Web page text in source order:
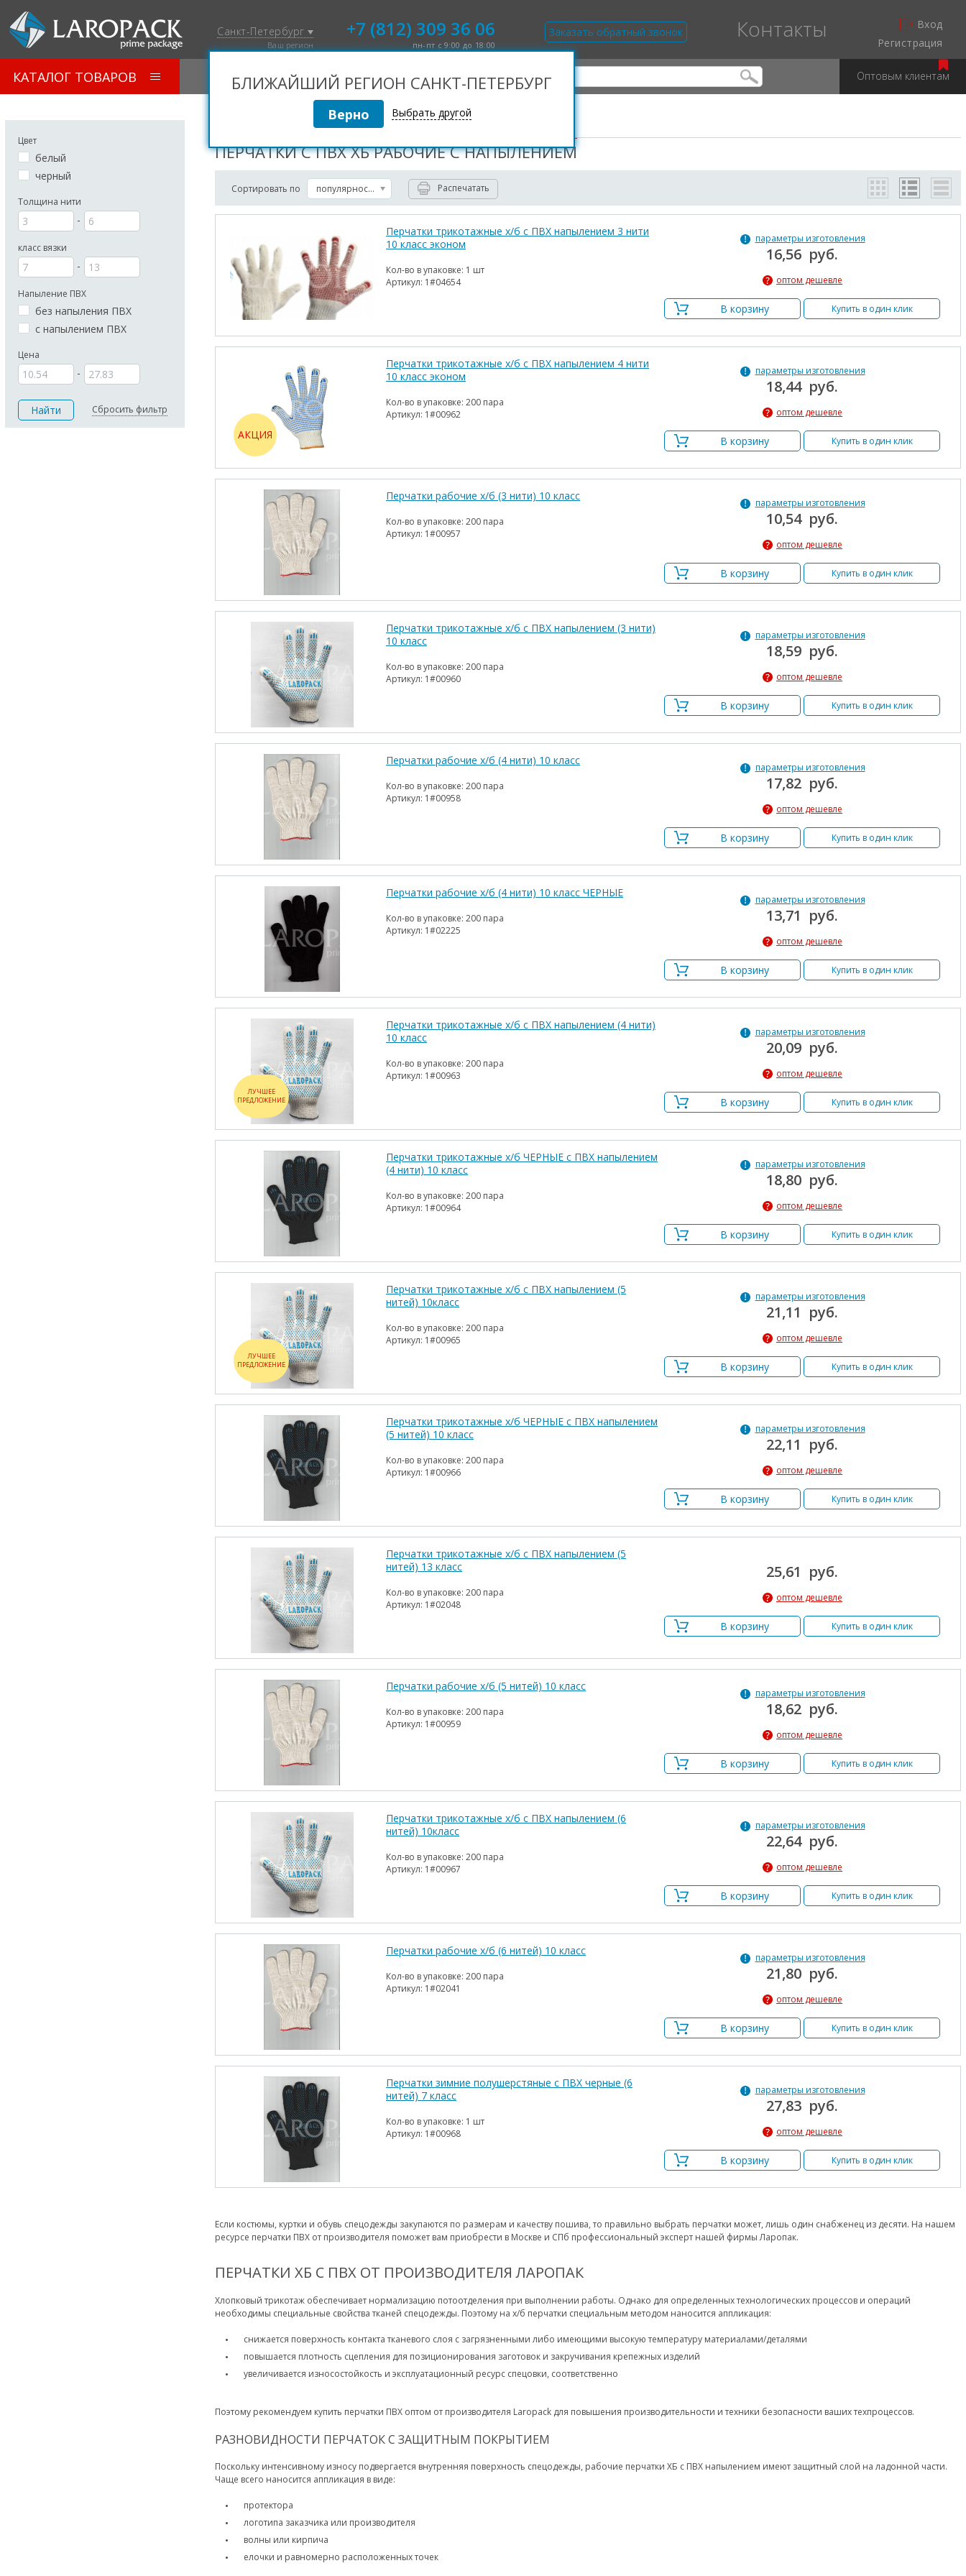
Санкт-Петербург
Ваш регион
+7 (812) 309 36 06
пн-пт с 9:00 до 18:00
Заказать обратный звонок Контакты
Вход
Регистрация
КАТАЛОГ ТОВАРОВ Оптовым клиентам
БЛИЖАЙШИЙ РЕГИОН САНКТ-ПЕТЕРБУРГ
Выбрать другой
Одежда, Перчатки, СИЗ
Перчатки рабочие трикотажные
Цвет
белый
черный
Толщина нити
класс вязки
Напыление ПВХ
без напыления ПВХ
с напылением ПВХ
Цена
Сбросить фильтр
ПЕРЧАТКИ C ПВХ ХБ РАБОЧИЕ С НАПЫЛЕНИЕМ
Сортировать по популярности Распечатать
Перчатки трикотажные х/б с ПВХ напылением 3 нити
10 класс эконом
Кол-во в упаковке: 1 шт
Артикул: 1#04654
параметры изготовления
16,56 руб.
оптом дешевле
В корзину Купить в один клик
АКЦИЯ
Перчатки трикотажные х/б с ПВХ напылением 4 нити
10 класс эконом
Кол-во в упаковке: 200 пара
Артикул: 1#00962
параметры изготовления
18,44 руб.
оптом дешевле
В корзину Купить в один клик
Перчатки рабочие х/б (3 нити) 10 класс
Кол-во в упаковке: 200 пара
Артикул: 1#00957
параметры изготовления
10,54 руб.
оптом дешевле
В корзину Купить в один клик
Перчатки трикотажные х/б с ПВХ напылением (3 нити)
10 класс
Кол-во в упаковке: 200 пара
Артикул: 1#00960
параметры изготовления
18,59 руб.
оптом дешевле
В корзину Купить в один клик
Перчатки рабочие х/б (4 нити) 10 класс
Кол-во в упаковке: 200 пара
Артикул: 1#00958
параметры изготовления
17,82 руб.
оптом дешевле
В корзину Купить в один клик
Перчатки рабочие х/б (4 нити) 10 класс ЧЕРНЫЕ
Кол-во в упаковке: 200 пара
Артикул: 1#02225
параметры изготовления
13,71 руб.
оптом дешевле
В корзину Купить в один клик
ЛУЧШЕЕ
ПРЕДЛОЖЕНИЕ
Перчатки трикотажные х/б с ПВХ напылением (4 нити)
10 класс
Кол-во в упаковке: 200 пара
Артикул: 1#00963
параметры изготовления
20,09 руб.
оптом дешевле
В корзину Купить в один клик
Перчатки трикотажные х/б ЧЕРНЫЕ с ПВХ напылением
(4 нити) 10 класс
Кол-во в упаковке: 200 пара
Артикул: 1#00964
параметры изготовления
18,80 руб.
оптом дешевле
В корзину Купить в один клик
ЛУЧШЕЕ
ПРЕДЛОЖЕНИЕ
Перчатки трикотажные х/б с ПВХ напылением (5
нитей) 10класс
Кол-во в упаковке: 200 пара
Артикул: 1#00965
параметры изготовления
21,11 руб.
оптом дешевле
В корзину Купить в один клик
Перчатки трикотажные х/б ЧЕРНЫЕ с ПВХ напылением
(5 нитей) 10 класс
Кол-во в упаковке: 200 пара
Артикул: 1#00966
параметры изготовления
22,11 руб.
оптом дешевле
В корзину Купить в один клик
Перчатки трикотажные х/б с ПВХ напылением (5
нитей) 13 класс
Кол-во в упаковке: 200 пара
Артикул: 1#02048
25,61 руб.
оптом дешевле
В корзину Купить в один клик
Перчатки рабочие х/б (5 нитей) 10 класс
Кол-во в упаковке: 200 пара
Артикул: 1#00959
параметры изготовления
18,62 руб.
оптом дешевле
В корзину Купить в один клик
Перчатки трикотажные х/б с ПВХ напылением (6
нитей) 10класс
Кол-во в упаковке: 200 пара
Артикул: 1#00967
параметры изготовления
22,64 руб.
оптом дешевле
В корзину Купить в один клик
Перчатки рабочие х/б (6 нитей) 10 класс
Кол-во в упаковке: 200 пара
Артикул: 1#02041
параметры изготовления
21,80 руб.
оптом дешевле
В корзину Купить в один клик
Перчатки зимние полушерстяные с ПВХ черные (6
нитей) 7 класс
Кол-во в упаковке: 1 шт
Артикул: 1#00968
параметры изготовления
27,83 руб.
оптом дешевле
В корзину Купить в один клик
Если костюмы, куртки и обувь спецодежды закупаются по размерам и качеству пошива, то правильно выбрать перчатки может, лишь один снабженец из десяти. На нашем
ресурсе перчатки ПВХ от производителя поможет вам приобрести в Москве и СПб профессиональный эксперт нашей фирмы Ларопак.
ПЕРЧАТКИ ХБ С ПВХ ОТ ПРОИЗВОДИТЕЛЯ ЛАРОПАК
Хлопковый трикотаж обеспечивает нормализацию потоотделения при выполнении работы. Однако для определенных технологических процессов и операций
необходимы специальные свойства тканей спецодежды. Поэтому на х/б перчатки специальным методом наносится аппликация:
снижается поверхность контакта тканевого слоя с загрязненными либо имеющими высокую температуру материалами/деталями
повышается плотность сцепления для позиционирования заготовок и закручивания крепежных изделий
увеличивается износостойкость и эксплуатационный ресурс спецовки, соответственно
Поэтому рекомендуем купить перчатки ПВХ оптом от производителя Laropack для повышения производительности и техники безопасности ваших техпроцессов.
РАЗНОВИДНОСТИ ПЕРЧАТОК С ЗАЩИТНЫМ ПОКРЫТИЕМ
Поскольку интенсивному износу подвергается внутренняя поверхность спецодежды, рабочие перчатки ХБ с ПВХ напылением имеют защитный слой на ладонной части.
Чаще всего наносится аппликация в виде:
протектора
логотипа заказчика или производителя
волны или кирпича
елочки и равномерно расположенных точек